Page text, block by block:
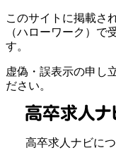
このサイトに掲載さ
（ハローワーク）で
す。
虚偽・誤表示の申し
ださい。
高卒求人ナビに